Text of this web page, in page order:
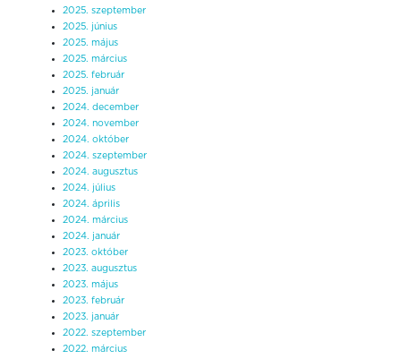
2025. szeptember
2025. június
2025. május
2025. március
2025. február
2025. január
2024. december
2024. november
2024. október
2024. szeptember
2024. augusztus
2024. július
2024. április
2024. március
2024. január
2023. október
2023. augusztus
2023. május
2023. február
2023. január
2022. szeptember
2022. március